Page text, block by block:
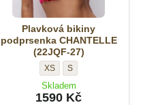
Plavková bikiny
podprsenka CHANTELLE
(22JQF-27)
Plavková
bikiny
podprsenka
XS
Plavková
podprsenka
S
Skladem
1590 Kč